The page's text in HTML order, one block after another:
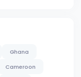
Ghana
Cameroon